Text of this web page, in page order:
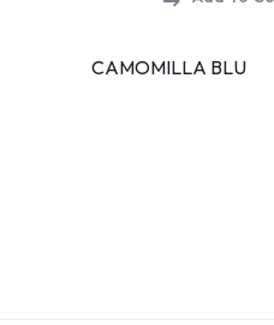
CAMOMILLA BLU